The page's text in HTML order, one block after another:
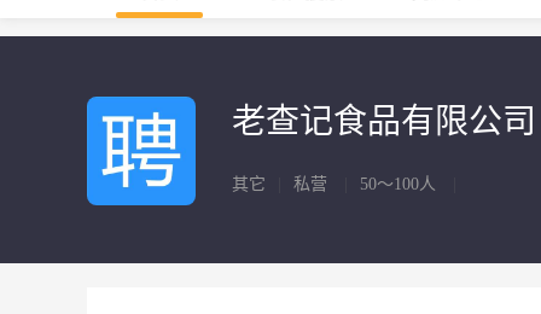
老查记食品有限公司
其它 私营 50～100人